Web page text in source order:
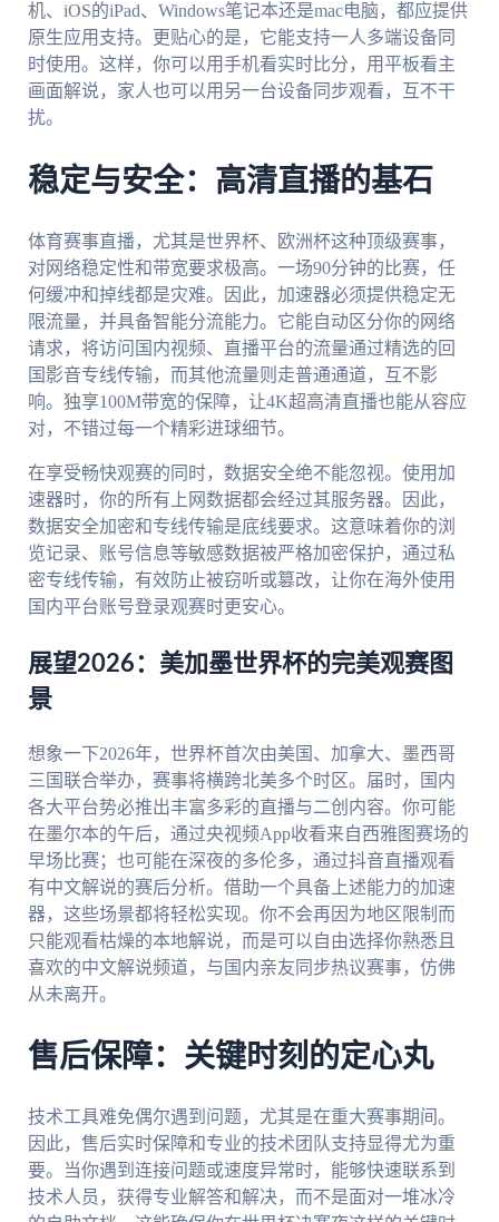
机、iOS的iPad、Windows笔记本还是mac电脑，都应提供
原生应用支持。更贴心的是，它能支持一人多端设备同
时使用。这样，你可以用手机看实时比分，用平板看主
画面解说，家人也可以用另一台设备同步观看，互不干
扰。
稳定与安全：高清直播的基石
体育赛事直播，尤其是世界杯、欧洲杯这种顶级赛事，
对网络稳定性和带宽要求极高。一场90分钟的比赛，任
何缓冲和掉线都是灾难。因此，加速器必须提供稳定无
限流量，并具备智能分流能力。它能自动区分你的网络
请求，将访问国内视频、直播平台的流量通过精选的回
国影音专线传输，而其他流量则走普通通道，互不影
响。独享100M带宽的保障，让4K超高清直播也能从容应
对，不错过每一个精彩进球细节。
在享受畅快观赛的同时，数据安全绝不能忽视。使用加
速器时，你的所有上网数据都会经过其服务器。因此，
数据安全加密和专线传输是底线要求。这意味着你的浏
览记录、账号信息等敏感数据被严格加密保护，通过私
密专线传输，有效防止被窃听或篡改，让你在海外使用
国内平台账号登录观赛时更安心。
展望2026：美加墨世界杯的完美观赛图
景
想象一下2026年，世界杯首次由美国、加拿大、墨西哥
三国联合举办，赛事将横跨北美多个时区。届时，国内
各大平台势必推出丰富多彩的直播与二创内容。你可能
在墨尔本的午后，通过央视频App收看来自西雅图赛场的
早场比赛；也可能在深夜的多伦多，通过抖音直播观看
有中文解说的赛后分析。借助一个具备上述能力的加速
器，这些场景都将轻松实现。你不会再因为地区限制而
只能观看枯燥的本地解说，而是可以自由选择你熟悉且
喜欢的中文解说频道，与国内亲友同步热议赛事，仿佛
从未离开。
售后保障：关键时刻的定心丸
技术工具难免偶尔遇到问题，尤其是在重大赛事期间。
因此，售后实时保障和专业的技术团队支持显得尤为重
要。当你遇到连接问题或速度异常时，能够快速联系到
技术人员，获得专业解答和解决，而不是面对一堆冰冷